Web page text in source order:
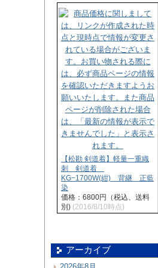
【松勘 剣道着】軽量一重織
刺 剣道着
KG−1700W(紺) 背継 正藍
染
価格：6800円（税込、送料
別) (2016/8/10時点)
アーカイブ